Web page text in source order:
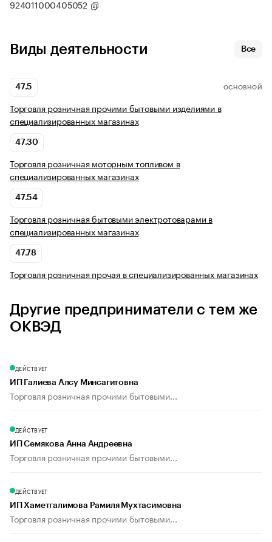
924011000405052
Виды деятельности Все
47.5 ОСНОВНОЙ
Торговля розничная прочими бытовыми изделиями в
специализированных магазинах
47.30
Торговля розничная моторным топливом в
специализированных магазинах
47.54
Торговля розничная бытовыми электротоварами в
специализированных магазинах
47.78
Торговля розничная прочая в специализированных магазинах
Другие предприниматели с тем же
ОКВЭД
ДЕЙСТВУЕТ
ИП Галиева Алсу Минсагитовна
Торговля розничная прочими бытовыми...
ДЕЙСТВУЕТ
ИП Семякова Анна Андреевна
Торговля розничная прочими бытовыми...
ДЕЙСТВУЕТ
ИП Хаметгалимова Рамиля Мухтасимовна
Торговля розничная прочими бытовыми...